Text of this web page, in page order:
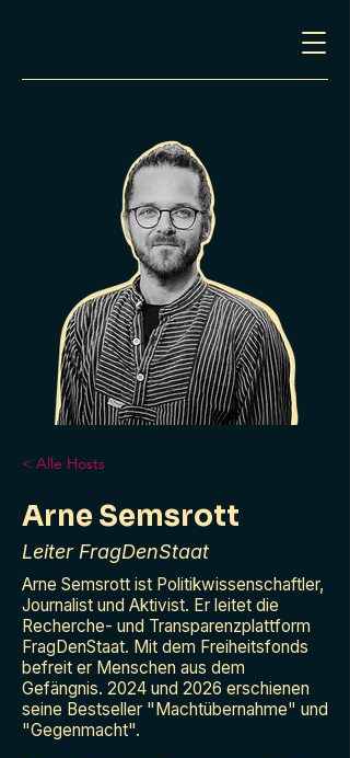
< Alle Hosts
Arne Semsrott
Leiter FragDenStaat
Arne Semsrott ist Politikwissenschaftler,
Journalist und Aktivist. Er leitet die
Recherche- und Transparenzplattform
FragDenStaat. Mit dem Freiheitsfonds
befreit er Menschen aus dem
Gefängnis. 2024 und 2026 erschienen
seine Bestseller "Machtübernahme" und
"Gegenmacht".